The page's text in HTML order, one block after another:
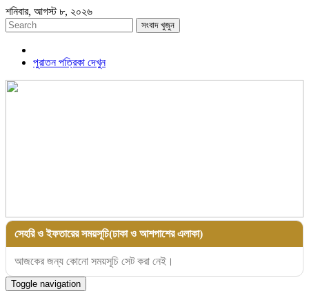
শনিবার, আগস্ট ৮, ২০২৬
সংবাদ খুজুন
পুরাতন পত্রিকা দেখুন
সেহরি ও ইফতারের সময়সূচি(ঢাকা ও আশপাশের এলাকা)
আজকের জন্য কোনো সময়সূচি সেট করা নেই।
Toggle navigation